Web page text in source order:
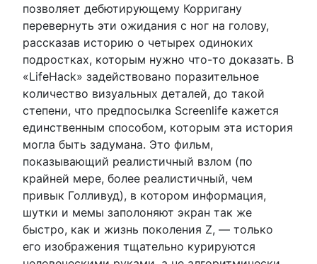
позволяет дебютирующему Корригану
перевернуть эти ожидания с ног на голову,
рассказав историю о четырех одиноких
подростках, которым нужно что-то доказать. В
«LifeHack» задействовано поразительное
количество визуальных деталей, до такой
степени, что предпосылка Screenlife кажется
единственным способом, которым эта история
могла быть задумана. Это фильм,
показывающий реалистичный взлом (по
крайней мере, более реалистичный, чем
привык Голливуд), в котором информация,
шутки и мемы заполоняют экран так же
быстро, как и жизнь поколения Z, — только
его изображения тщательно курируются